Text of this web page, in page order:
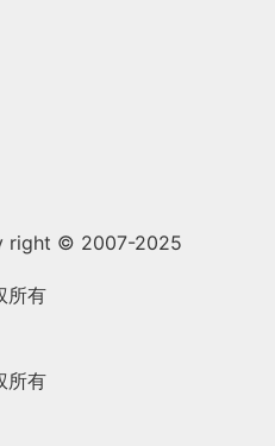
right © 2007-2025
所有
所有